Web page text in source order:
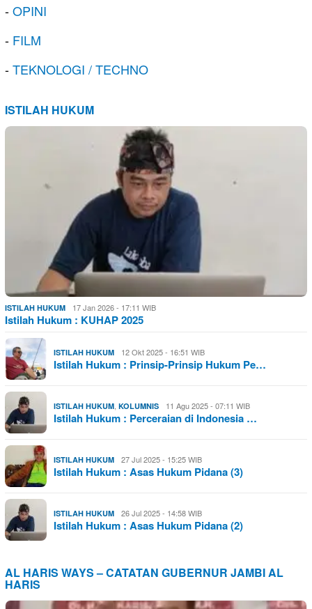
-OPINI
- FILM
-TEKNOLOGI / TECHNO
ISTILAH HUKUM
ISTILAH HUKUM 17 Jan 2026 - 17:11 WIB
Istilah Hukum : KUHAP 2025
ISTILAH HUKUM 12 Okt 2025 - 16:51 WIB
Istilah Hukum : Prinsip-Prinsip Hukum Pe…
ISTILAH HUKUM, KOLUMNIS 11 Agu 2025 - 07:11 WIB
Istilah Hukum : Perceraian di Indonesia …
ISTILAH HUKUM 27 Jul 2025 - 15:25 WIB
Istilah Hukum : Asas Hukum Pidana (3)
ISTILAH HUKUM 26 Jul 2025 - 14:58 WIB
Istilah Hukum : Asas Hukum Pidana (2)
AL HARIS WAYS – CATATAN GUBERNUR JAMBI AL
HARIS